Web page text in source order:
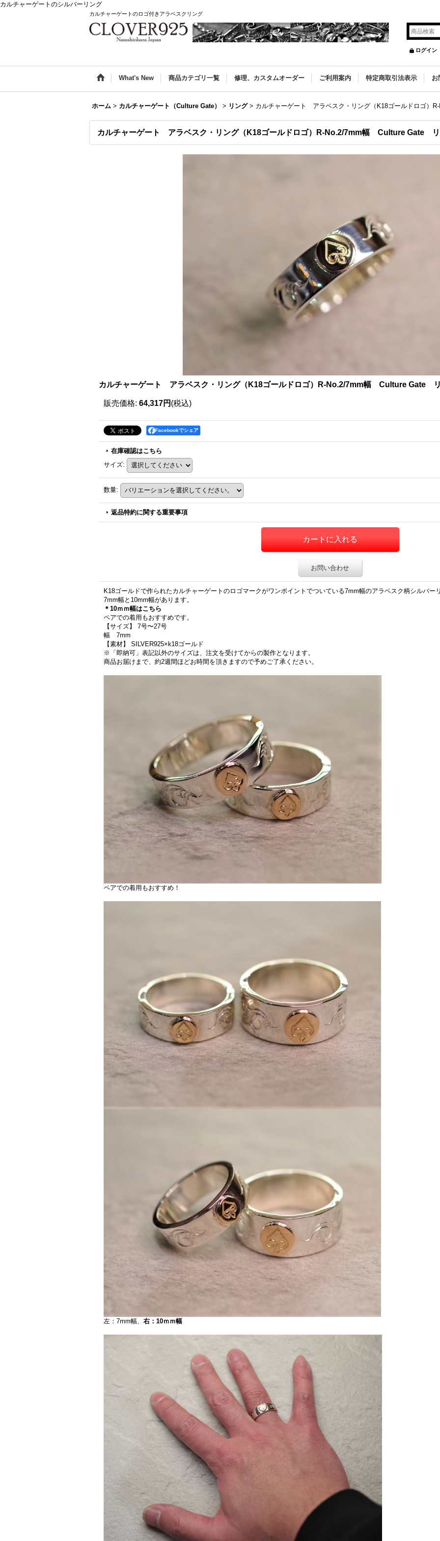
カルチャーゲートのシルバーリング
カルチャーゲートのロゴ付きアラベスクリング
ログイン
What's New 商品カテゴリ一覧 修理、カスタムオーダー ご利用案内 特定商取引法表示 お
ホーム > カルチャーゲート（Culture Gate） > リング > カルチャーゲート アラベスク・リング（K18ゴールドロゴ
カルチャーゲート アラベスク・リング（K18ゴールドロゴ）R-No.2/7mm幅 Culture Gate
カルチャーゲート アラベスク・リング（K18ゴールドロゴ）R-No.2/7mm幅 Culture Gate
販売価格: 64,317円 (税込)
Facebookでシェア
在庫確認はこちら
サイズ:
数量:
返品特約に関する重要事項
お問い合わせ
K18ゴールドで作られたカルチャーゲートのロゴマークがワンポイントでついている7mm幅のアラベスク柄シルバー
7mm幅と10mm幅があります。
＊10ｍｍ幅はこちら
ペアでの着用もおすすめです。
【サイズ】 7号〜27号
幅 7mm
【素材】 SILVER925×k18ゴールド
※「即納可」表記以外のサイズは、注文を受けてからの製作となります。
商品お届けまで、約2週間ほどお時間を頂きますので予めご了承ください。
ペアでの着用もおすすめ！
左：7mm幅、 右：10ｍｍ幅